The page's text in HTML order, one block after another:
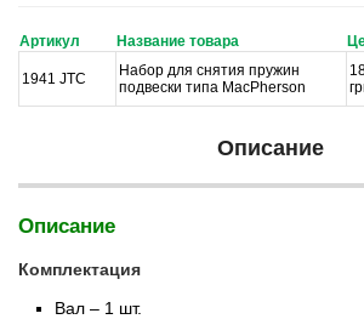
Артикул Название товара
1941 JTC
Набор для снятия пружин
подвески типа MacPherson
Описание
Описание
Комплектация
Вал – 1 шт.